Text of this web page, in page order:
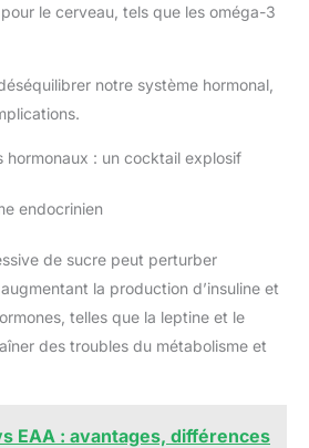
le cerveau, tels que les oméga-3
notre système hormonal,
hormonaux : un cocktail explosif
endocrinien
de sucre peut perturber
la production d’insuline et
telles que la leptine et le
des troubles du métabolisme et
EAA : avantages, différences